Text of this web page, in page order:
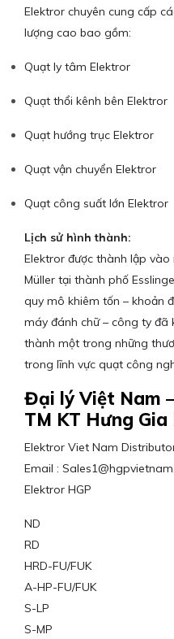
Elektror chuyên cung cấp
lượng cao bao gồm:
Quạt ly tâm Elektror
Quạt thổi kênh bên Elektror
Quạt hướng trục Elektror
Quạt vận chuyển Elektror
Quạt công suất lớn Elektror
Lịch sử hình thành:
Elektror được thành lập
Müller tại thành phố
quy mô khiêm tốn – khoản
máy đánh chữ – công ty
thành một trong những
trong lĩnh vực quạt công
Đại lý Việt Nam
TM KT Hưng Gia
Elektror Viet Nam
Email :
Elektror HGP
ND
RD
HRD-FU/FUK
A-HP-FU/FUK
S-LP
S-MP